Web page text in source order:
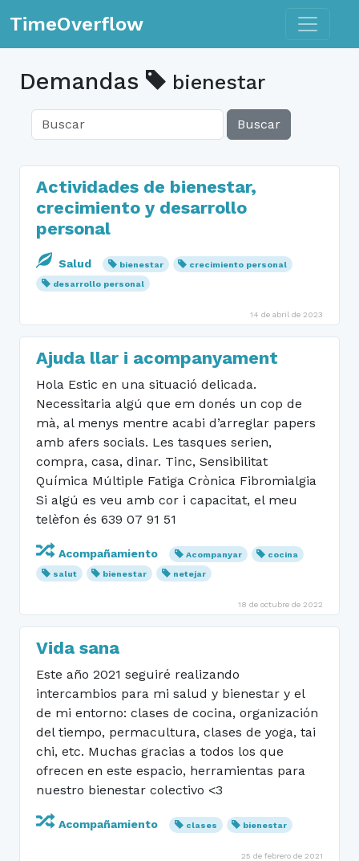
TimeOverflow Toggle
Demandas bienestar
Buscar
Actividades de bienestar,
crecimiento y desarrollo
personal
Salud bienestar
crecimiento personal
desarrollo personal
14 de abril de 2023
Ajuda llar i acompanyament
Hola Estic en una situació delicada.
Necessitaria algú que em donés un cop de
mà, al menys mentre acabi d’arreglar papers
amb afers socials. Les tasques serien,
compra, casa, dinar. Tinc, Sensibilitat
Química Múltiple Fatiga Crònica Fibromialgia
Si algú es veu amb cor i capacitat, el meu
telèfon és 639 07 91 51
Acompañamiento Acompanyar
cocina
salut
bienestar netejar
18 de octubre de 2022
Vida sana
Este año 2021 seguiré realizando
intercambios para mi salud y bienestar y el
de mi entorno: clases de cocina, organización
del tiempo, permacultura, clases de yoga, tai
chi, etc. Muchas gracias a todos los que
ofrecen en este espacio, herramientas para
nuestro bienestar colectivo <3
Acompañamiento clases bienestar
25 de febrero de 2021